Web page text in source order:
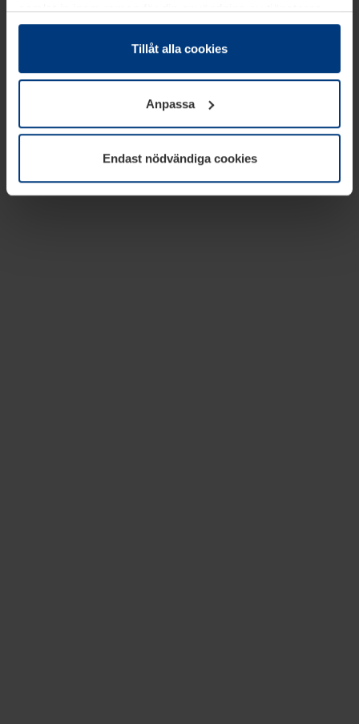
samlat in inom ramen för din användning av tjänsterna.
Juridiskt kan vi lagra kakor på din enhet, om de är
absolut nödvändiga för driften av den här webbplatsen.
godkännande kan du när som helst ändra eller återkalla i
informationen om kakor underDataskyddsförklaring
vår webbplats.
Tillåt alla cookies
Anpassa
Endast nödvändiga cookies